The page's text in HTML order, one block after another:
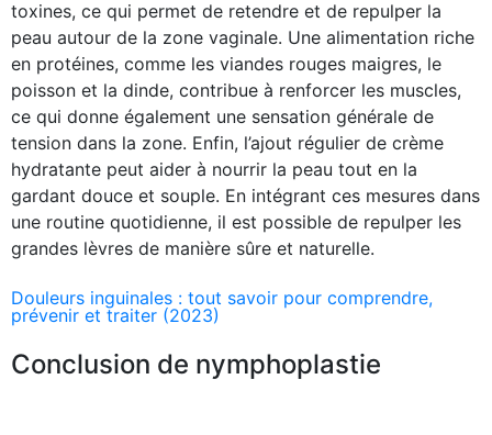
toxines, ce qui permet de retendre et de repulper la
peau autour de la zone vaginale. Une alimentation riche
en protéines, comme les viandes rouges maigres, le
poisson et la dinde, contribue à renforcer les muscles,
ce qui donne également une sensation générale de
tension dans la zone. Enfin, l’ajout régulier de crème
hydratante peut aider à nourrir la peau tout en la
gardant douce et souple. En intégrant ces mesures dans
une routine quotidienne, il est possible de repulper les
grandes lèvres de manière sûre et naturelle.
Douleurs inguinales : tout savoir pour comprendre,
prévenir et traiter (2023)
Conclusion de nymphoplastie